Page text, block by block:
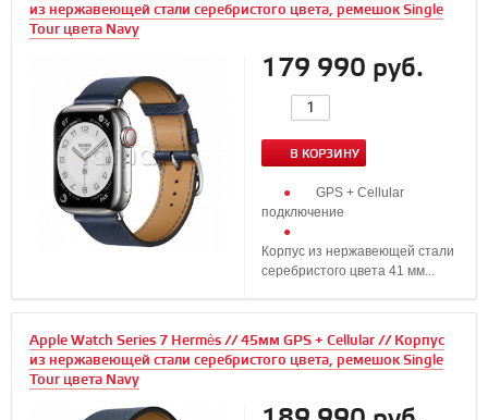
из нержавеющей стали серебристого цвета, ремешок Single
Tour цвета Navy
179 990 руб.
В КОРЗИНУ
GPS + Cellular
подключение
Корпус из нержавеющей стали
серебристого цвета 41 мм...
Apple Watch Series 7 Hermès // 45мм GPS + Cellular // Корпус
из нержавеющей стали серебристого цвета, ремешок Single
Tour цвета Navy